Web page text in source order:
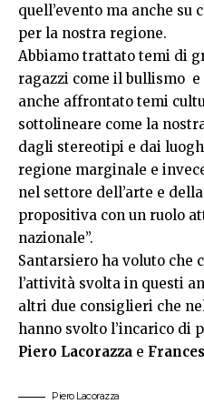
quell’evento ma anche su
per la nostra regione.
Abbiamo trattato temi di
ragazzi come il bullismo
anche affrontato temi
sottolineare come la
dagli stereotipi e dai
regione marginale e
nel settore dell’arte e
propositiva con un ruolo
nazionale”.
Santarsiero ha voluto che
l’attività svolta in questi
altri due consiglieri che
hanno svolto l’incarico di
Piero Lacorazza e
Piero Lacorazza